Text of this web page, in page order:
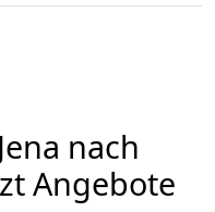
nach
Angebote